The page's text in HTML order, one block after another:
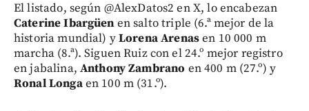
El listado, según @AlexDatos2 en X, lo encabezan
Caterine Ibargüen en salto triple (6.ª mejor de la
historia mundial) yLorena Arenasen 10 000 m
marcha (8.ª). Siguen Ruiz con el 24.º mejor registro
en jabalina, Anthony Zambrano en 400 m (27.º) y
Ronal Longaen 100 m (31.º).